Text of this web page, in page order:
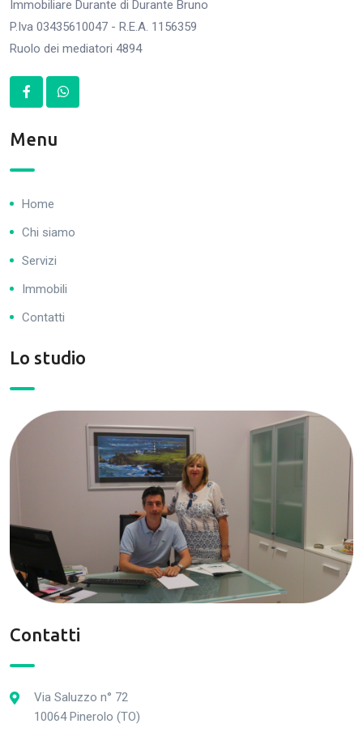
Immobiliare Durante di Durante Bruno
P.Iva 03435610047 - R.E.A. 1156359
Ruolo dei mediatori 4894
Menu
Home
Chi siamo
Servizi
Immobili
Contatti
Lo studio
Contatti
Via Saluzzo n° 72
10064 Pinerolo (TO)